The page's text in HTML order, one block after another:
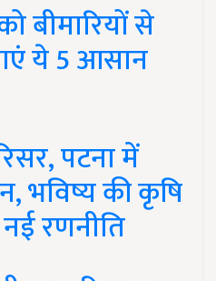
बीमारियों से
ये 5 आसान
पटना में
भविष्य की कृषि
रणनीति